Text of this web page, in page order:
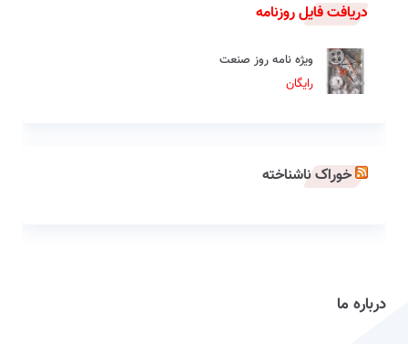
دریافت فایل روزنامه
ویژه نامه روز صنعت
رایگان
خوراک ناشناخته
درباره ما